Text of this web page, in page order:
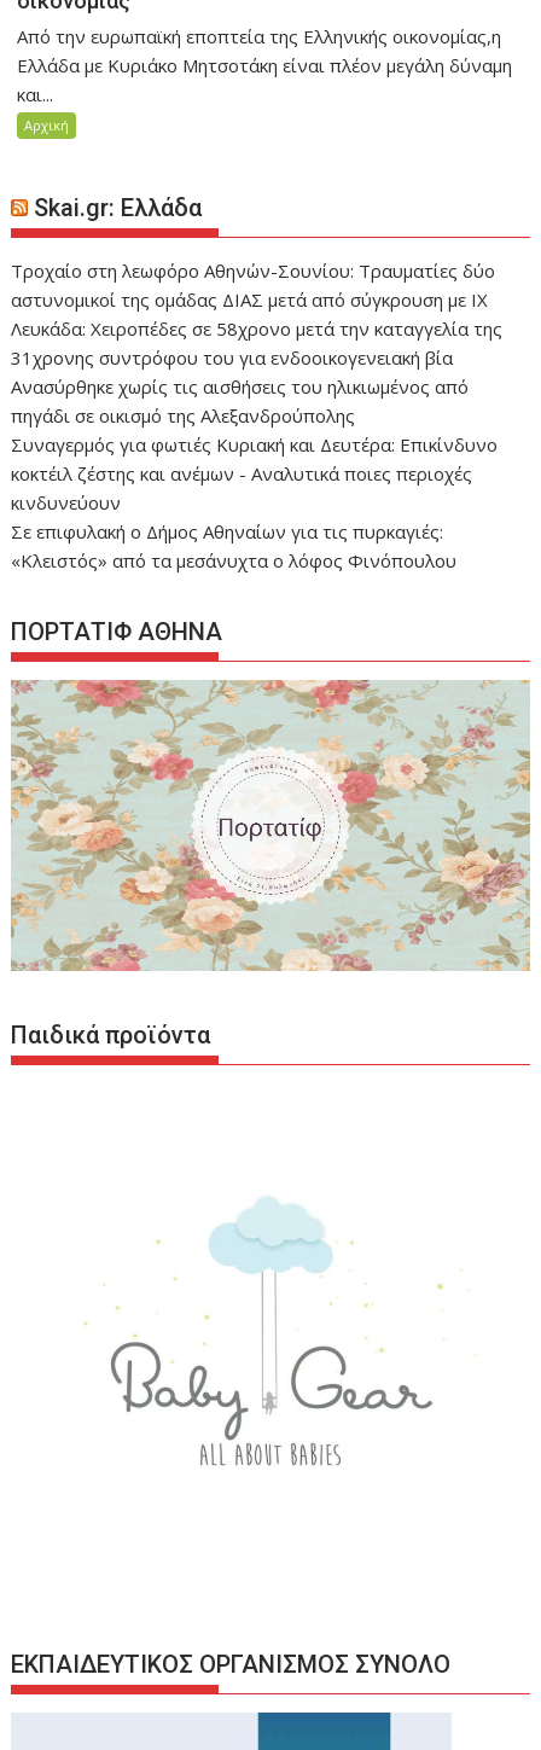
Από την ευρωπαϊκή εποπτεία της Ελληνικής οικονομίας,η
Ελλάδα με Κυριάκο Μητσοτάκη είναι πλέον μεγάλη δύναμη
και...
Αρχική
Skai.gr: Ελλάδα
Τροχαίο στη λεωφόρο Αθηνών-Σουνίου: Τραυματίες δύο
αστυνομικοί της ομάδας ΔΙΑΣ μετά από σύγκρουση με ΙΧ
Λευκάδα: Χειροπέδες σε 58χρονο μετά την καταγγελία της
31χρονης συντρόφου του για ενδοοικογενειακή βία
Ανασύρθηκε χωρίς τις αισθήσεις του ηλικιωμένος από
πηγάδι σε οικισμό της Αλεξανδρούπολης
Συναγερμός για φωτιές Κυριακή και Δευτέρα: Επικίνδυνο
κοκτέιλ ζέστης και ανέμων - Αναλυτικά ποιες περιοχές
κινδυνεύουν
Σε επιφυλακή ο Δήμος Αθηναίων για τις πυρκαγιές:
«Κλειστός» από τα μεσάνυχτα ο λόφος Φινόπουλου
ΠΟΡΤΑΤΙΦ ΑΘΗΝΑ
Παιδικά προϊόντα
ΕΚΠΑΙΔΕΥΤΙΚΟΣ ΟΡΓΑΝΙΣΜΟΣ ΣΥΝΟΛΟ